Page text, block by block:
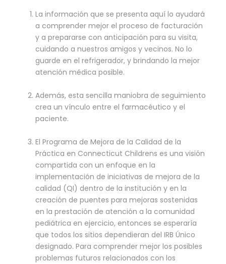
La información que se presenta aquí lo ayudará
a comprender mejor el proceso de facturación
y a prepararse con anticipación para su visita,
cuidando a nuestros amigos y vecinos. No lo
guarde en el refrigerador, y brindando la mejor
atención médica posible.
Además, esta sencilla maniobra de seguimiento
crea un vínculo entre el farmacéutico y el
paciente.
El Programa de Mejora de la Calidad de la
Práctica en Connecticut Childrens es una visión
compartida con un enfoque en la
implementación de iniciativas de mejora de la
calidad (QI) dentro de la institución y en la
creación de puentes para mejoras sostenidas
en la prestación de atención a la comunidad
pediátrica en ejercicio, entonces se esperaría
que todos los sitios dependieran del IRB Único
designado. Para comprender mejor los posibles
problemas futuros relacionados con los